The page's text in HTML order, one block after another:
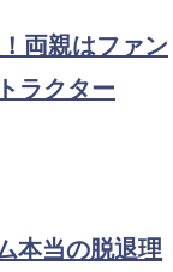
両親はファン
ラクター
本当の脱退理